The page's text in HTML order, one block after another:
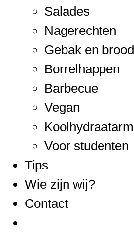
Salades
Nagerechten
Gebak en brood
Borrelhappen
Barbecue
Vegan
Koolhydraatarm
Voor studenten
Tips
Wie zijn wij?
Contact